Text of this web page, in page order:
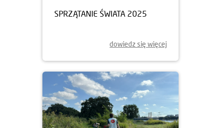
SPRZĄTANIE ŚWIATA 2025
dowiedz się więcej